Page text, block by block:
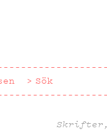
Sök
Skrifter,